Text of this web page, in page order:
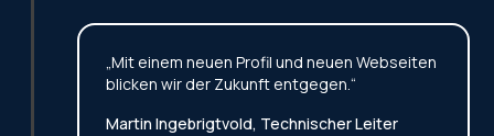
„Mit einem neuen Profil und neuen Webseiten
blicken wir der Zukunft entgegen.“
Martin Ingebrigtvold, Technischer Leiter